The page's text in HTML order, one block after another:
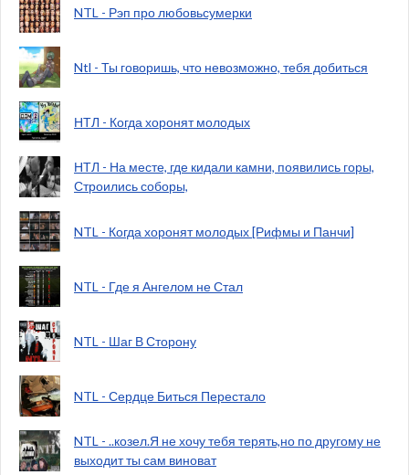
NTL - Рэп про любовьсумерки
Ntl - Ты говоришь, что невозможно, тебя добиться
НТЛ - Когда хоронят молодых
НТЛ - На месте, где кидали камни, появились горы,
Строились соборы,
NTL - Когда хоронят молодых [Рифмы и Панчи]
NTL - Где я Ангелом не Стал
NTL - Шаг В Сторону
NTL - Сердце Биться Перестало
NTL - ..козел.Я не хочу тебя терять,но по другому не
выходит ты сам виноват